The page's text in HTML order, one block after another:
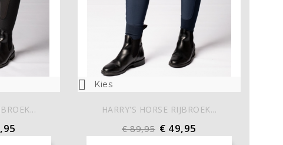
 Kies
HARRY'S HORSE RIJBROEK...
€ 89,95 € 49,95